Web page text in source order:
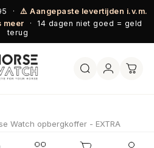
· ⚠️ Aangepaste levertijden i.v.m.
meer · 14 dagen niet goed = geld
terug
Watch opbergkoffer - EXTRA